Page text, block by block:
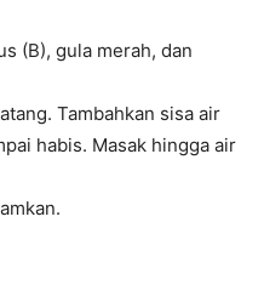
(B), gula merah, dan
Tambahkan sisa air
habis. Masak hingga air